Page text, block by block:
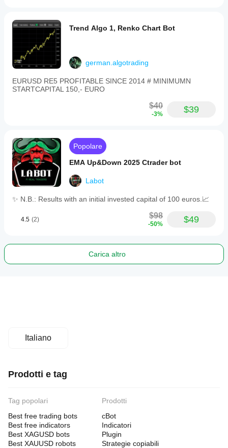
Trend Algo 1, Renko Chart Bot
german.algotrading
EURUSD RE5 PROFITABLE SINCE 2014 # MINIMUMN
STARTCAPITAL 150,- EURO
$40
-3% $39
Popolare
EMA Up&Down 2025 Ctrader bot
Labot
✨ N.B.: Results with an initial invested capital of 100 euros.📈
4.5 (2) $98
-50% $49
Carica altro
Italiano
Prodotti e tag
Tag popolari
Best free trading bots
Best free indicators
Best XAGUSD bots
Best XAUUSD robots
Prodotti
cBot
Indicatori
Plugin
Strategie copiabili